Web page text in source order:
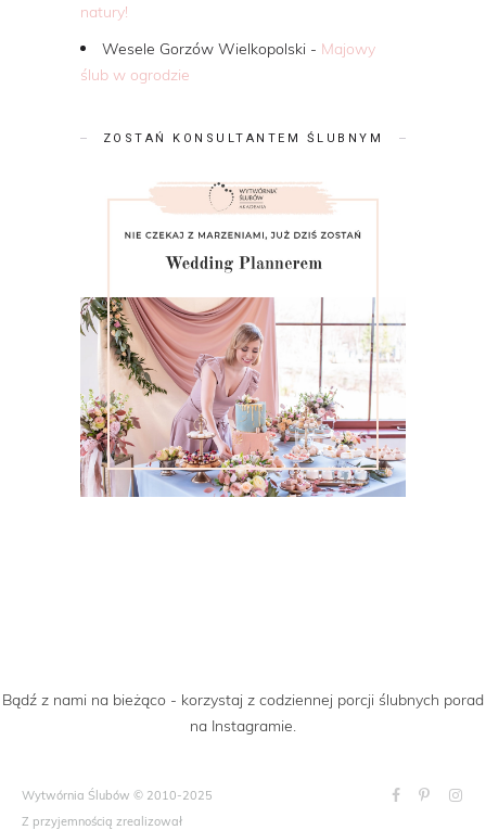
natury!
Wesele Gorzów Wielkopolski - Majowy
ślub w ogrodzie
ZOSTAŃ KONSULTANTEM ŚLUBNYM
Bądź z nami na bieżąco - korzystaj z codziennej porcji ślubnych porad
na Instagramie.
Wytwórnia Ślubów © 2010-2025
Z przyjemnością zrealizował